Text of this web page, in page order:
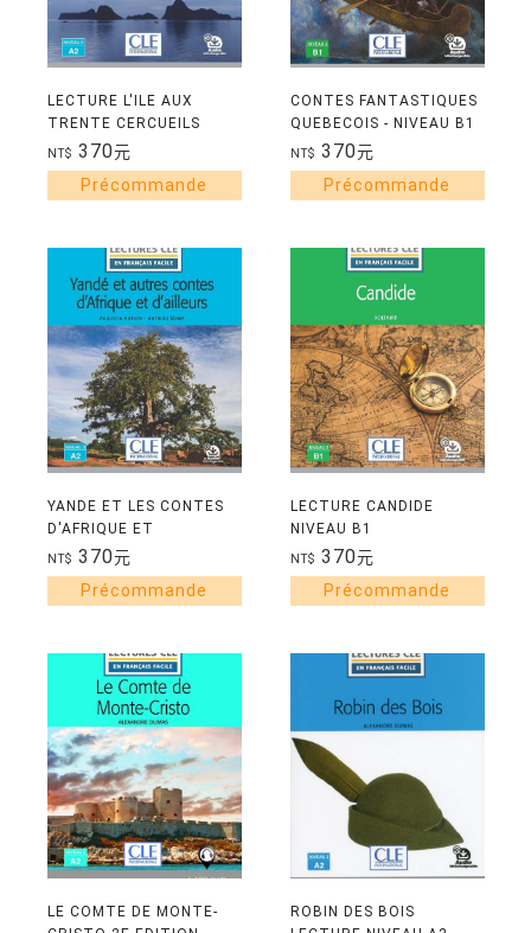
LECTURE L'ILE AUX
TRENTE CERCUEILS
NIVEAU A2
NT$ 370元
CONTES FANTASTIQUES
QUEBECOIS - NIVEAU B1
NT$ 370元
YANDE ET LES CONTES
D'AFRIQUE ET
D'AILLEURS NIVEAU A2
NT$ 370元
LECTURE CANDIDE
NIVEAU B1
NT$ 370元
LE COMTE DE MONTE-
ROBIN DES BOIS